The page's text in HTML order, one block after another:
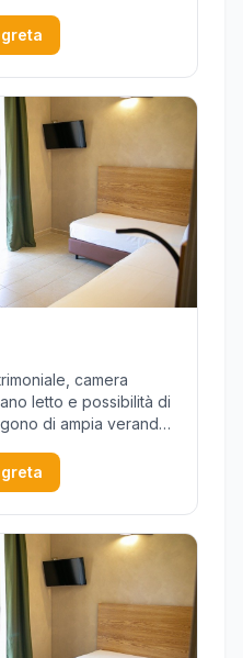
camera
letto e possibilità di
di ampia veranda